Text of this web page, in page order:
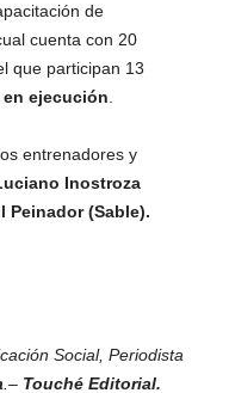
de
cuenta con 20
que participan 13
ejecución
entrenadores y
Inostroza
Peinador (Sable).
Social, Periodista
.– Touché Editorial.